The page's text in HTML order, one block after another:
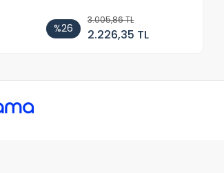
%26
3.005,86 TL
2.226,35 TL